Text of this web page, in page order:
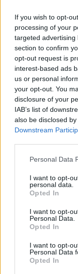
If you wish to opt-
processing of your
targeted
section to confirm
opt-out request is
interest-based ads
us or personal
your opt-out. You
disclosure of your
IAB’s list of
also be disclosed
Downstream
Personal Data
I want to opt-
personal data.
Opted In
I want to opt-
Personal Data.
Opted In
I want to opt-
Personal Data
Opted In
Ο K.Κυρανάκης νέος
γραμματέας της N.Δ.